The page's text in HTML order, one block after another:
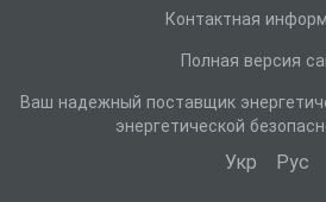
Контактная
Полная версия
Ваш надежный поставщик
энергетической
Укр Рус